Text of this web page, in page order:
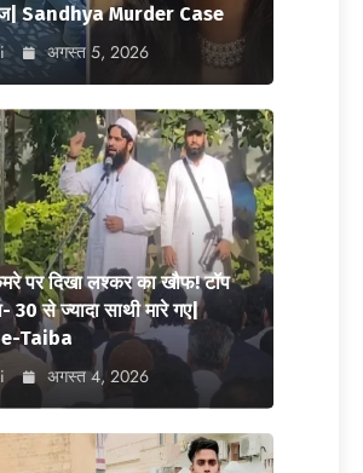
Sandhya Murder Case
अगस्त 5, 2026
पर दिखा लश्कर का खौफ! टॉप
30 से ज्यादा साथी मारे गए|
Taiba
अगस्त 4, 2026